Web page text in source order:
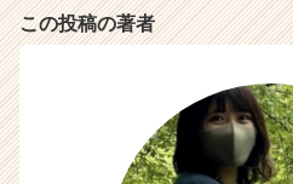
a
e
この投稿の著者